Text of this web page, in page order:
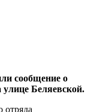
сообщение о
Беляевской.
отряда